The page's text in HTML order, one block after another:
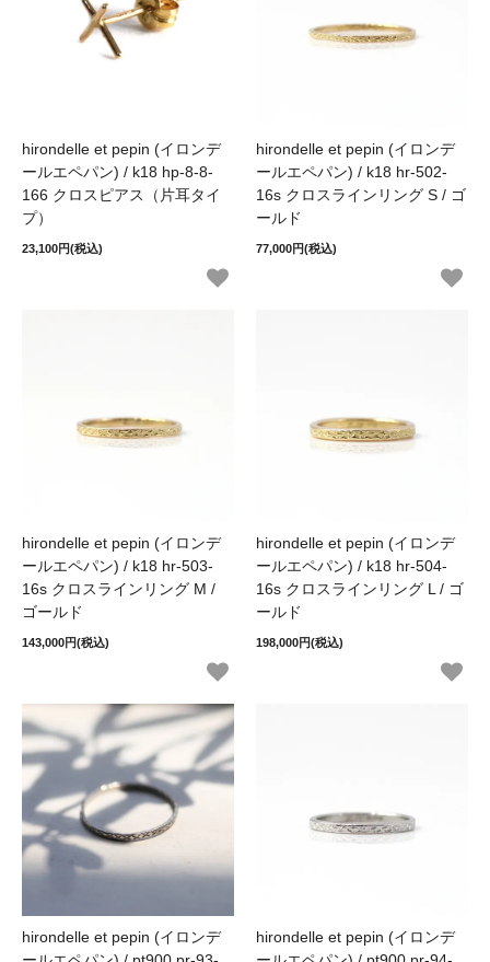
hirondelle et pepin (イロンデ
ールエペパン) / k18 hp-8-8-
166 クロスピアス（片耳タイ
プ）
23,100円(税込)
hirondelle et pepin (イロンデ
ールエペパン) / k18 hr-502-
16s クロスラインリング S / ゴ
ールド
77,000円(税込)
hirondelle et pepin (イロンデ
ールエペパン) / k18 hr-503-
16s クロスラインリング M /
ゴールド
143,000円(税込)
hirondelle et pepin (イロンデ
ールエペパン) / k18 hr-504-
16s クロスラインリング L / ゴ
ールド
198,000円(税込)
hirondelle et pepin (イロンデ
hirondelle et pepin (イロンデ